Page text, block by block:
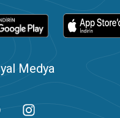
Medya